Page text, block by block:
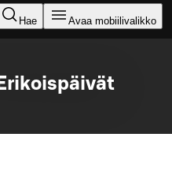
Hae Avaa mobiilivalikko